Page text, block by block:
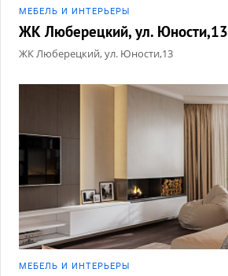
МЕБЕЛЬ И ИНТЕРЬЕРЫ
ЖК Люберецкий, ул. Юности,13
ЖК Люберецкий, ул. Юности,13
МЕБЕЛЬ И ИНТЕРЬЕРЫ